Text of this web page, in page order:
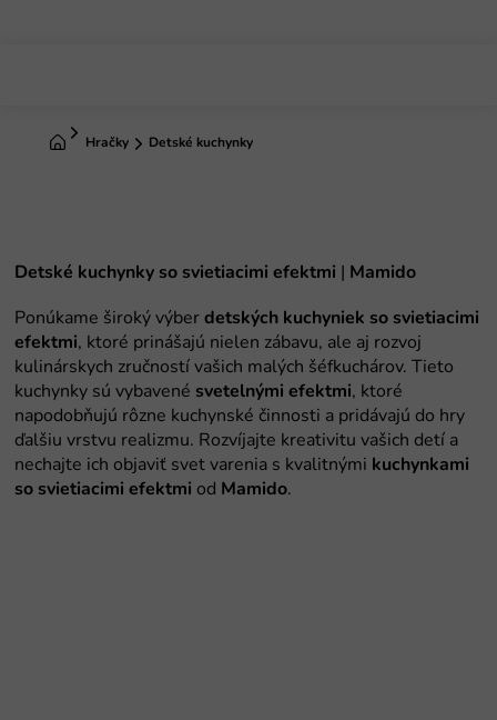
DomovHračky Detské kuchynky
Detské kuchynky so svietiacimi efektmi | Mamido
Ponúkame široký výberdetských kuchyniek so svietiacimi
efektmi, ktoré prinášajú nielen zábavu, ale aj rozvoj
kulinárskych zručností vašich malých šéfkuchárov. Tieto
kuchynky sú vybavené svetelnými efektmi, ktoré
napodobňujú rôzne kuchynské činnosti a pridávajú do hry
ďalšiu vrstvu realizmu. Rozvíjajte kreativitu vašich detí a
nechajte ich objaviť svet varenia s kvalitnými kuchynkami
so svietiacimi efektmi od Mamido.